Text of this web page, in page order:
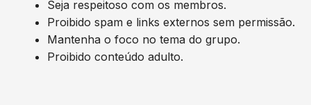
Seja respeitoso com os membros.
Proibido spam e links externos sem permissão.
Mantenha o foco no tema do grupo.
Proibido conteúdo adulto.